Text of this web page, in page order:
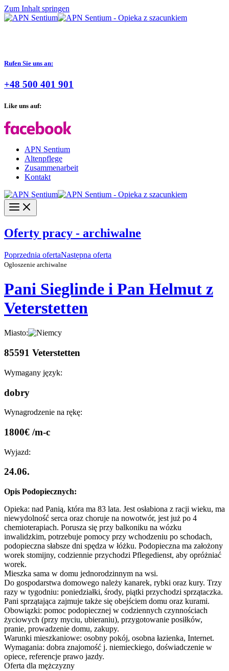
Zum Inhalt springen
Rufen Sie uns an:
+48 500 401 901
Like uns auf:
APN Sentium
Altenpflege
Zusammenarbeit
Kontakt
Oferty pracy - archiwalne
Poprzednia ofertaNastępna oferta
Ogłoszenie archiwalne
Pani Sieglinde i Pan Helmut z
Veterstetten
Miasto:
85591 Veterstetten
Wymagany język:
dobry
Wynagrodzenie na rękę:
1800€ /m-c
Wyjazd:
24.06.
Opis Podopiecznych:
Opieka: nad Panią, która ma 83 lata. Jest osłabiona z racji wieku, ma
niewydolność serca oraz choruje na nowotwór, jest już po 4
chemioterapiach. Porusza się przy balkoniku na wózku
inwalidzkim, potrzebuje pomocy przy wchodzeniu po schodach,
podopieczna słabsze dni spędza w łóżku. Podopieczna ma założony
worek stomijny, codziennie przychodzi Pflegedienst, aby opróżniać
worek.
Mieszka sama w domu jednorodzinnym na wsi.
Do gospodarstwa domowego należy kanarek, rybki oraz kury. Trzy
razy w tygodniu: poniedziałki, środy, piątki przychodzi sprzątaczka.
Pani sprzątająca zajmuje także się obejściem domu oraz kurami.
Obowiązki: pomoc podopiecznej w codziennych czynnościach
życiowych (przy myciu, ubieraniu), przygotowanie posiłków,
pranie, prowadzenie domu, zakupy.
Warunki mieszkaniowe: osobny pokój, osobna łazienka, Internet.
Wymagania: dobra znajomość j. niemieckiego, doświadczenie w
opiece, referencje prawo jazdy.
Oferta dla mężczyzny